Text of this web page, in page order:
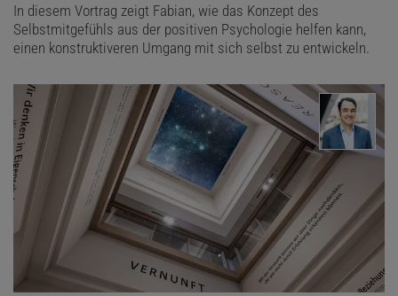
In diesem Vortrag zeigt Fabian, wie das Konzept des
Selbstmitgefühls aus der positiven Psychologie helfen kann,
einen konstruktiveren Umgang mit sich selbst zu entwickeln.